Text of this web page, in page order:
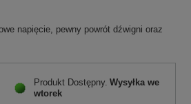
napięcie, pewny powrót dźwigni oraz
Produkt Dostępny Wysyłka we
wtorek